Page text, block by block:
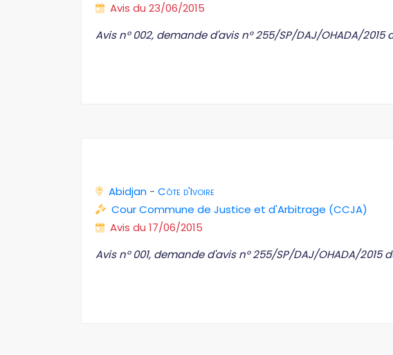
Avis du 23/06/2015
Avis n° 002, demande d'avis n° 255/SP/DAJ/OHADA/
Abidjan - Côte d'Ivoire
Cour Commune de Justice et d'Arbitrage (CCJA)
Avis du 17/06/2015
Avis n° 001, demande d'avis n° 255/SP/DAJ/OHADA/2015